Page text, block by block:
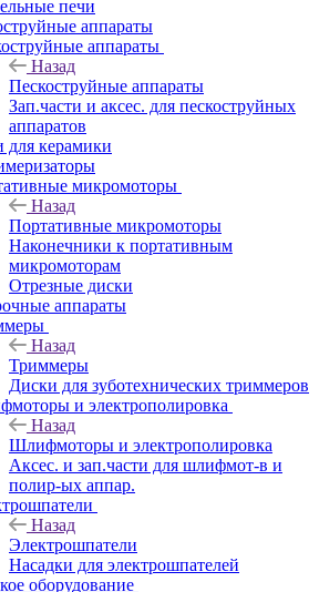
печи
аппараты
аппараты
Назад
Пескоструйные аппараты
Зап.части и аксес. для пескоструйных
аппаратов
для керамики
микромоторы
Назад
Портативные микромоторы
Наконечники к портативным
микромоторам
Отрезные диски
аппараты
Назад
Триммеры
Диски для зуботехнических триммеров
и электрополировка
Назад
Шлифмоторы и электрополировка
Аксес. и зап.части для шлифмот-в и
полир-ых аппар.
Назад
Электрошпатели
Насадки для электрошпателей
оборудование